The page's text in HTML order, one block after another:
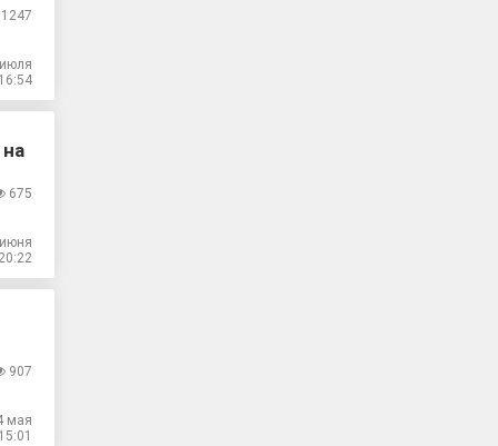
1247
16:54
675
20:22
907
мая
15:01